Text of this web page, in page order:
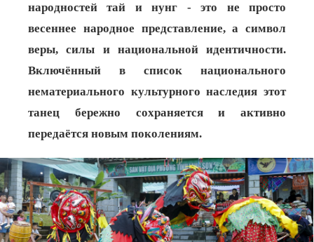
народностей тай и нунг - это не просто
весеннее народное представление, а символ
веры, силы и национальной идентичности.
Включённый в список национального
нематериального культурного наследия этот
танец бережно сохраняется и активно
передаётся новым поколениям.